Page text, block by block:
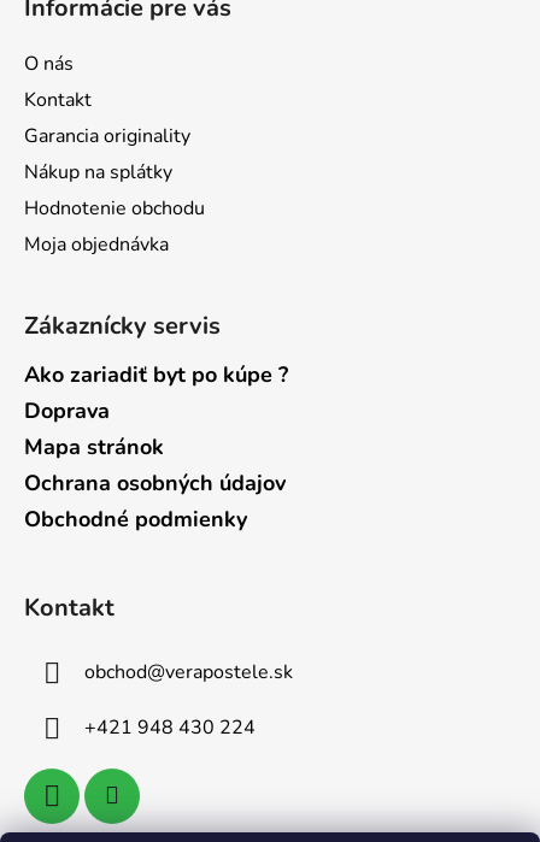
Informácie pre vás
O nás
Kontakt
Garancia originality
Nákup na splátky
Hodnotenie obchodu
Moja objednávka
Zákaznícky servis
Ako zariadiť byt po kúpe ?
Doprava
Mapa stránok
Ochrana osobných údajov
Obchodné podmienky
Kontakt
obchod@verapostele.sk
+421 948 430 224